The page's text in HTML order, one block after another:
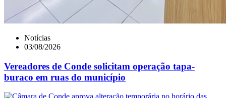
Notícias
03/08/2026
Vereadores de Conde solicitam operação tapa-
buraco em ruas do município